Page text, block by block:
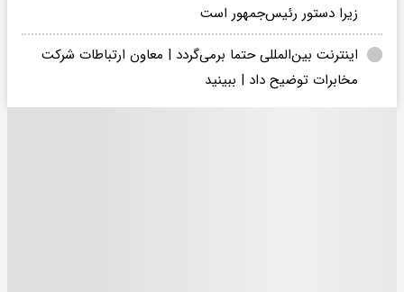
زیرا دستور رئیس‌جمهور است
اینترنت بین‌المللی حتما برمی‌گردد | معاون ارتباطات شرکت
مخابرات توضیح داد | ببینید